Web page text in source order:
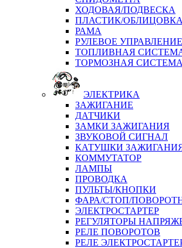
ХОДОВАЯ/ПОДВЕСКА
ПЛАСТИК/ОБЛИЦОВКА
РАМА
РУЛЕВОЕ УПРАВЛЕНИЕ
ТОПЛИВНАЯ
ТОРМОЗНАЯ СИСТЕМА
ЭЛЕКТРИКА
ЗАЖИГАНИЕ
ДАТЧИКИ
ЗАМКИ ЗАЖИГАНИЯ
ЗВУКОВОЙ СИГНАЛ
КАТУШКИ
КОММУТАТОР
ЛАМПЫ
ПРОВОДКА
ПУЛЬТЫ/КНОПКИ
ФАРА/СТОП/
ЭЛЕКТРОСТАРТЕР
РЕГУЛЯТОРЫ
РЕЛЕ ПОВОРОТОВ
РЕЛЕ